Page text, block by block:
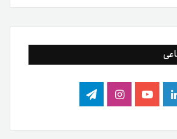
لینکدینیوتیوباینستاگرام
تلگرام